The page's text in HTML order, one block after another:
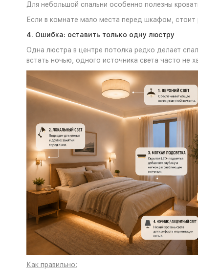
Для небольшой спальни особенно полезны
Если в комнате мало места перед шкафом,
4. Ошибка: оставить только одну люстру
Одна люстра в центре потолка редко делает
встать ночью, одного источника света часто не
Как правильно: